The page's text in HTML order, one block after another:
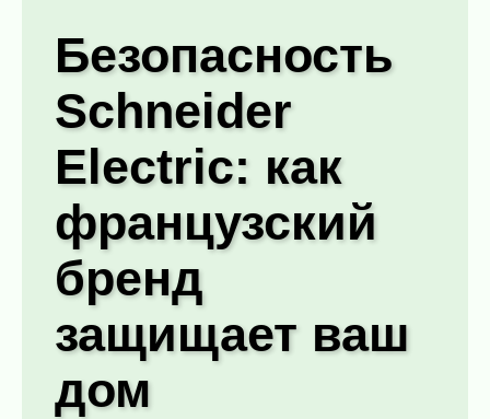
Безопасность
Schneider
Electric: как
французский
бренд
защищает ваш
дом